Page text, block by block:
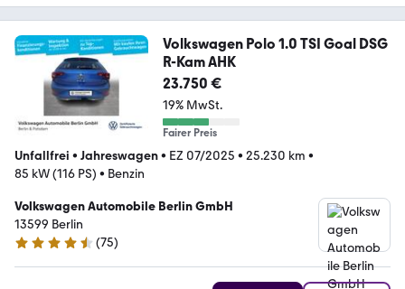
Volkswagen Polo 1.0 TSI Goal DSG
R-Kam AHK
23.750 €
19% MwSt.
Fairer Preis
Unfallfrei • Jahreswagen• EZ 07/2025 • 25.230 km •
85 kW (116 PS) • Benzin
Volkswagen Automobile Berlin GmbH
13599 Berlin
4.4 Sterne
(75)